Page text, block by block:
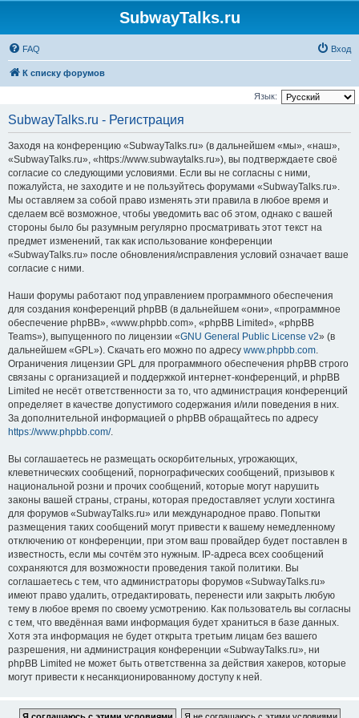
SubwayTalks.ru
FAQ Вход
К списку форумов
Язык:
SubwayTalks.ru - Регистрация
Заходя на конференцию «SubwayTalks.ru» (в дальнейшем «мы», «наш»,
«SubwayTalks.ru», «https://www.subwaytalks.ru»), вы подтверждаете своё
согласие со следующими условиями. Если вы не согласны с ними,
пожалуйста, не заходите и не пользуйтесь форумами «SubwayTalks.ru».
Мы оставляем за собой право изменять эти правила в любое время и
сделаем всё возможное, чтобы уведомить вас об этом, однако с вашей
стороны было бы разумным регулярно просматривать этот текст на
предмет изменений, так как использование конференции
«SubwayTalks.ru» после обновления/исправления условий означает ваше
согласие с ними.
Наши форумы работают под управлением программного обеспечения
для создания конференций phpBB (в дальнейшем «они», «программное
обеспечение phpBB», «www.phpbb.com», «phpBB Limited», «phpBB
Teams»), выпущенного по лицензии «GNU General Public License v2» (в
дальнейшем «GPL»). Скачать его можно по адресу www.phpbb.com.
Ограничения лицензии GPL для программного обеспечения phpBB строго
связаны с организацией и поддержкой интернет-конференций, и phpBB
Limited не несёт ответственности за то, что администрация конференций
определяет в качестве допустимого содержания и/или поведения в них.
За дополнительной информацией о phpBB обращайтесь по адресу
https://www.phpbb.com/.
Вы соглашаетесь не размещать оскорбительных, угрожающих,
клеветнических сообщений, порнографических сообщений, призывов к
национальной розни и прочих сообщений, которые могут нарушить
законы вашей страны, страны, которая предоставляет услуги хостинга
для форумов «SubwayTalks.ru» или международное право. Попытки
размещения таких сообщений могут привести к вашему немедленному
отключению от конференции, при этом ваш провайдер будет поставлен в
известность, если мы сочтём это нужным. IP-адреса всех сообщений
сохраняются для возможности проведения такой политики. Вы
соглашаетесь с тем, что администраторы форумов «SubwayTalks.ru»
имеют право удалить, отредактировать, перенести или закрыть любую
тему в любое время по своему усмотрению. Как пользователь вы согласны
с тем, что введённая вами информация будет храниться в базе данных.
Хотя эта информация не будет открыта третьим лицам без вашего
разрешения, ни администрация конференции «SubwayTalks.ru», ни
phpBB Limited не может быть ответственна за действия хакеров, которые
могут привести к несанкционированному доступу к ней.